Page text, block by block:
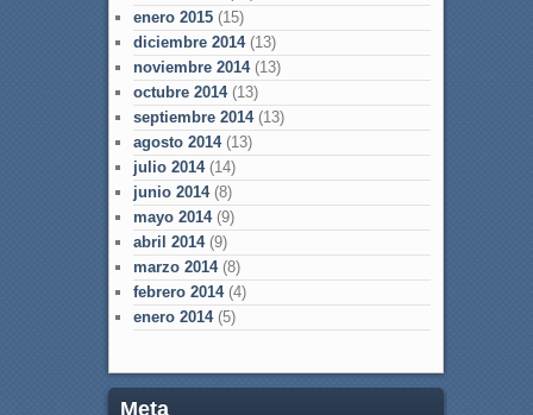
enero 2015(15)
diciembre 2014(13)
noviembre 2014(13)
octubre 2014(13)
septiembre 2014(13)
agosto 2014(13)
julio 2014(14)
junio 2014(8)
mayo 2014(9)
abril 2014(9)
marzo 2014(8)
febrero 2014(4)
enero 2014(5)
Meta